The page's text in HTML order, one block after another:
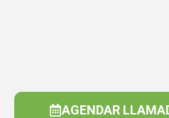
AGENDAR